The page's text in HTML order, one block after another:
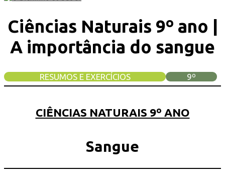
Ciências Naturais 9º ano |
A importância do sangue
RESUMOS E EXERCÍCIOS 9º
CIÊNCIAS NATURAIS 9º ANO
Sangue